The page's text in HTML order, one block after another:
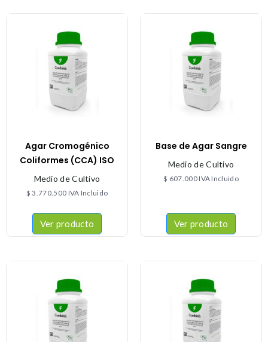
Agar Cromogénico
Coliformes (CCA) ISO
Medio de Cultivo
$ 3.770.500 IVA Incluido
Ver producto
Base de Agar Sangre
Medio de Cultivo
$ 607.000IVA Incluido
Ver producto